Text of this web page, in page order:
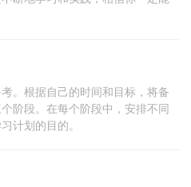
。根据自己的时间和目标，将备
阶段。在每个阶段中，安排不同
计划的目的。